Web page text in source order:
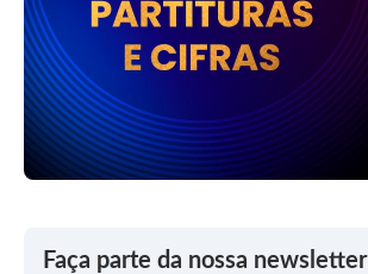
Faça parte da nossa newsletter